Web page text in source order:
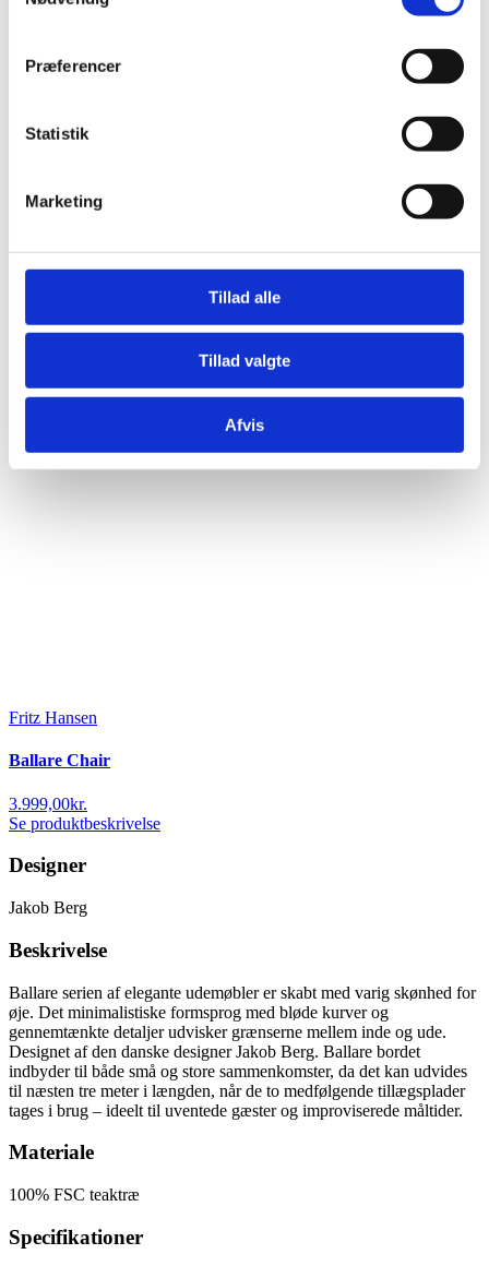
Præferencer
Statistik
Marketing
Tillad alle
Tillad valgte
Afvis
Fritz Hansen
Ballare Chair
3.999,00kr.
Se produktbeskrivelse
Designer
Jakob Berg
Beskrivelse
Ballare serien af elegante udemøbler er skabt med varig skønhed for
øje. Det minimalistiske formsprog med bløde kurver og
gennemtænkte detaljer udvisker grænserne mellem inde og ude.
Designet af den danske designer Jakob Berg. Ballare bordet
indbyder til både små og store sammenkomster, da det kan udvides
til næsten tre meter i længden, når de to medfølgende tillægsplader
tages i brug – ideelt til uventede gæster og improviserede måltider.
Materiale
100% FSC teaktræ
Specifikationer